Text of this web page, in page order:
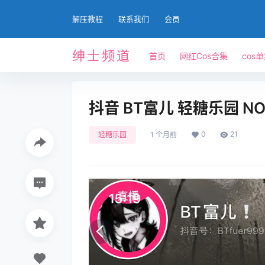
解压教程 联系我们 会员
绅士频道 首页 网红Cos合集 cos
抖音 BT富儿 轻糖乐园
轻糖乐园 1 个月前 0 21